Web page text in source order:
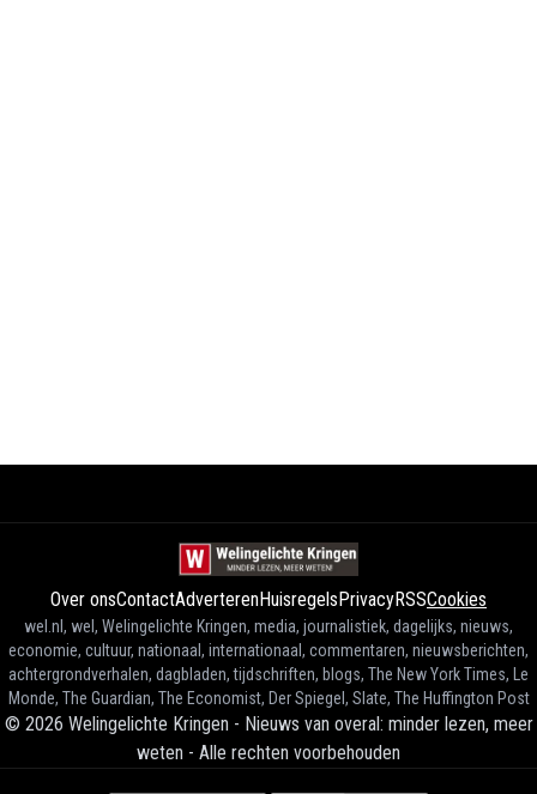
Over onsContactAdverterenHuisregels PrivacyRSSCookies
wel.nl, wel, Welingelichte Kringen, media, journalistiek, dagelijks, nieuws,
economie, cultuur, nationaal, internationaal, commentaren, nieuwsberichten,
achtergrondverhalen, dagbladen, tijdschriften, blogs, The New York Times, Le
Monde, The Guardian, The Economist, Der Spiegel, Slate, The Huffington Post
© 2026 Welingelichte Kringen - Nieuws van overal: minder lezen, meer
weten - Alle rechten voorbehouden